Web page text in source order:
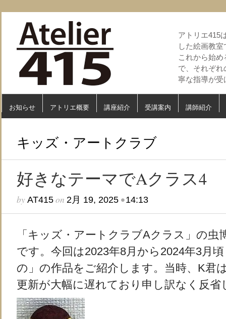
アトリエ415
した絵画教室
これから始
で、それぞ
寧な指導が受
お知らせ アトリエ概要 講座紹介 受講案内 講師紹介
キッズ・アートクラブ
好きなテーマでAクラス4
by AT415on 2月 19, 2025•14:13
「キッズ・アートクラブAクラス」の虫
です。今回は2023年8月から2024年3月
の」の作品をご紹介します。当時、K君
更新が大幅に遅れており申し訳なく反省